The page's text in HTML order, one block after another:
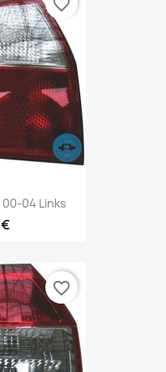
00-04 Links
favorite_border
favorite_border